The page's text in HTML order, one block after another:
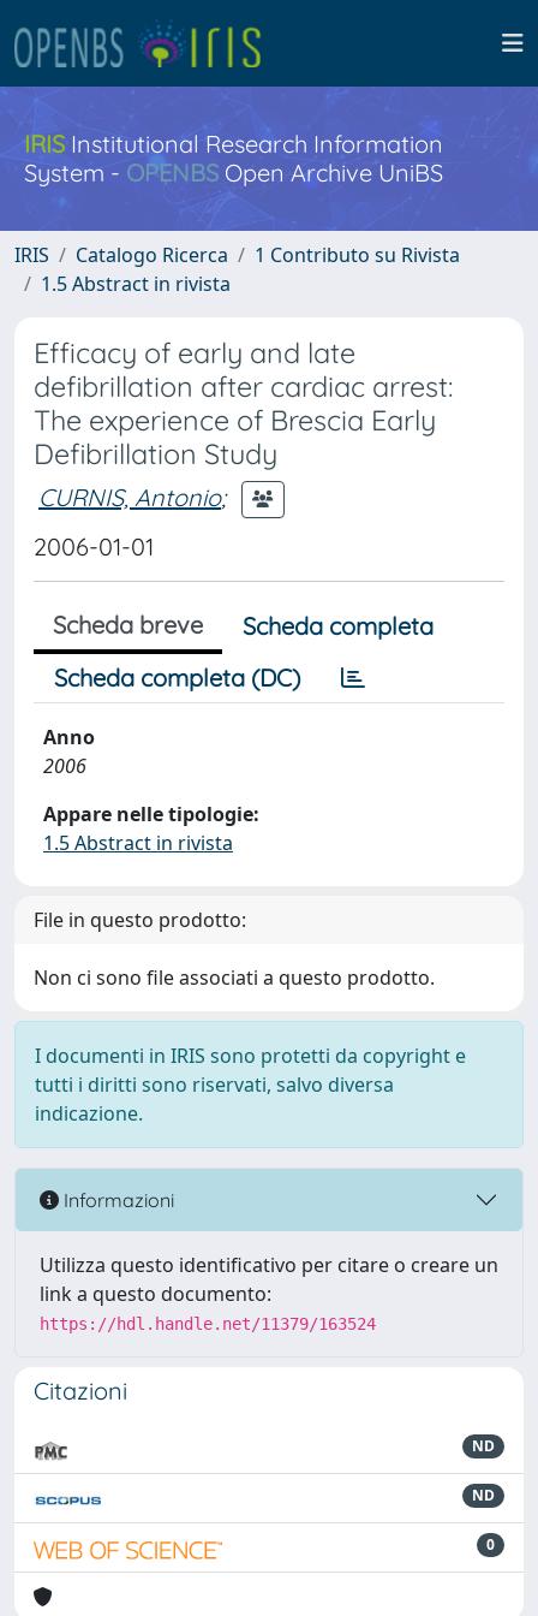
IRISInstitutional Research Information
System - OPENBS Open Archive UniBS
IRIS Catalogo Ricerca
1 Contributo su Rivista
1.5 Abstract in rivista
Efficacy of early and late
defibrillation after cardiac arrest:
The experience of Brescia Early
Defibrillation Study
CURNIS, Antonio;
2006-01-01
Scheda breve
Scheda completa
Scheda completa (DC)
Anno
2006
Appare nelle tipologie:
1.5 Abstract in rivista
File in questo prodotto:
Non ci sono file associati a questo prodotto.
I documenti in IRIS sono protetti da copyright e
tutti i diritti sono riservati, salvo diversa
indicazione.
Informazioni
Utilizza questo identificativo per citare o creare un
link a questo documento:
https://hdl.handle.net/11379/163524
Citazioni
ND
ND
0